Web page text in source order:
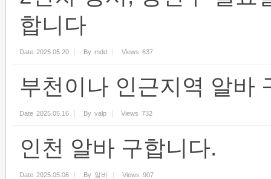
합니다
Date 2025.05.20 By mdd Views 637
부천이나 인근지역 알바
Date 2025.05.16 By valp Views 732
인천 알바 구합니다.
Date 2025.05.06 By 알바 Views 907